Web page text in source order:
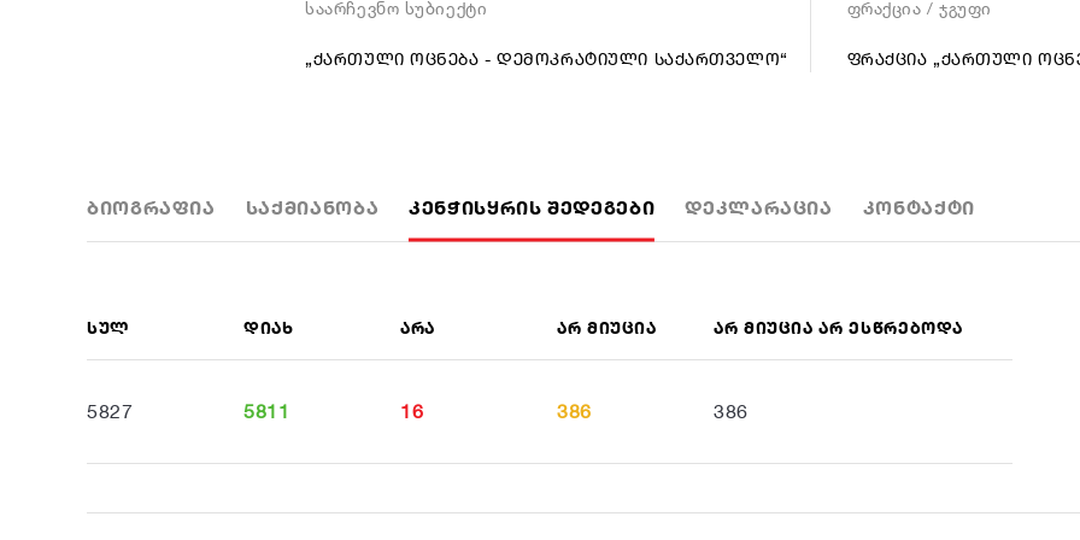
საარჩევნო სუბიექტი
„ᲥᲐᲠᲗᲣᲚᲘ ᲝᲪᲜᲔᲑᲐ - ᲓᲔᲛᲝᲙᲠᲐᲢᲘᲣᲚᲘ ᲡᲐᲥᲐᲠᲗᲕᲔᲚᲝ“
ფრაქცია / ჯგუფი
ᲤᲠᲐᲥᲪᲘᲐ „ᲥᲐᲠᲗᲣᲚᲘ
ᲑᲘᲝᲒᲠᲐᲤᲘᲐ ᲡᲐᲥᲛᲘᲐᲜᲝᲑᲐ ᲙᲔᲜᲭᲘᲡᲧᲠᲘᲡ ᲨᲔᲓᲔᲒᲔᲑᲘ ᲓᲔᲙᲚᲐᲠᲐᲪᲘᲐ ᲙᲝᲜᲢᲐᲥᲢᲘ
ᲡᲣᲚ ᲓᲘᲐᲮ ᲐᲠᲐ ᲐᲠ ᲛᲘᲣᲪᲘᲐ ᲐᲠ ᲛᲘᲣᲪᲘᲐ ᲐᲠ ᲔᲡᲬᲠᲔᲑᲝᲓᲐ
5827 5811 16 386 386